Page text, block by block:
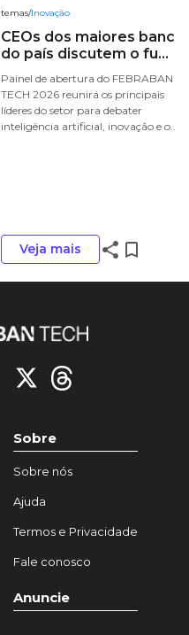
temas/Inovação
CEOs dos maiores
do país discutem o fu...
Painel de abertura do FEBRABAN
TECH 2026 reunirá os principais
líderes do setor para debater
inteligência artificial, inovação e o...
Veja mais share bookmark_border
Sobre
Sobre nós
Ajuda
Termos e Privacidade
Fale conosco
Anuncie